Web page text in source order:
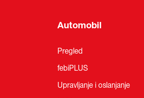
Automobil
Pregled
febiPLUS
Upravljanje i oslanjanje